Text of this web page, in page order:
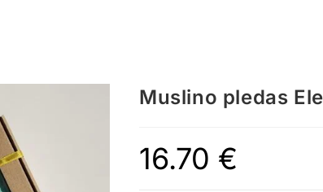
Muslino pledas
16.70 €